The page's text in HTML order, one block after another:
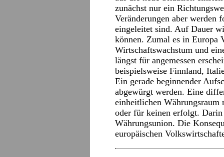
zunächst nur ein
Veränderungen aber werden
eingeleitet sind. Auf Dauer
können. Zumal es in Europa
Wirtschaftswachstum und
längst für angemessen
beispielsweise Finnland,
Ein gerade beginnender
abgewürgt werden. Eine
einheitlichen
oder für keinen erfolgt.
Währungsunion. Die
europäischen